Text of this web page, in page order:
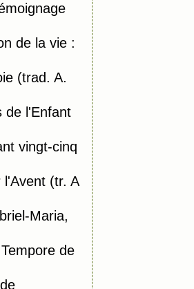
de la vie :
(trad. A.
de l'Enfant
vingt-cinq
l'Avent (tr. A
Maria,
de